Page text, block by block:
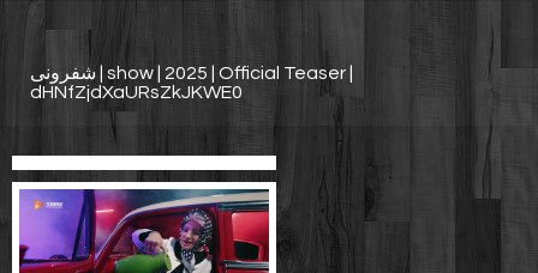
شفرونی | show | 2025 | Official Teaser |
dHNfZjdXaURsZkJKWE0